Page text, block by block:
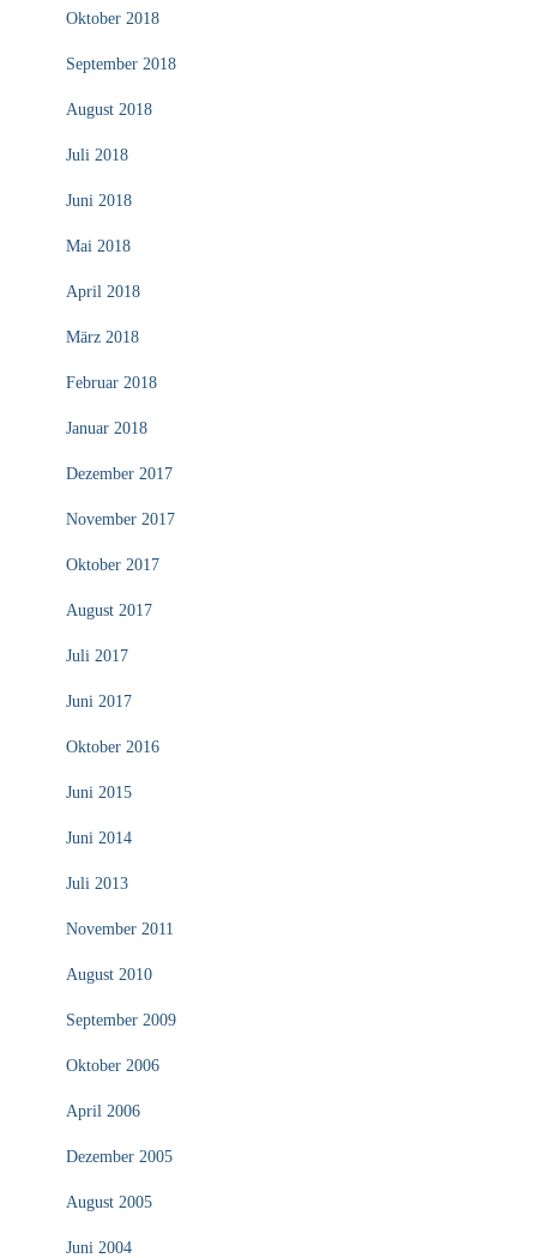
Oktober 2018
September 2018
August 2018
Juli 2018
Juni 2018
Mai 2018
April 2018
März 2018
Februar 2018
Januar 2018
Dezember 2017
November 2017
Oktober 2017
August 2017
Juli 2017
Juni 2017
Oktober 2016
Juni 2015
Juni 2014
Juli 2013
November 2011
August 2010
September 2009
Oktober 2006
April 2006
Dezember 2005
August 2005
Juni 2004